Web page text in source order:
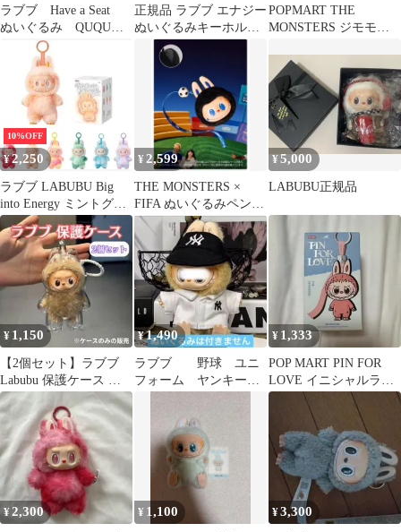
ラブブ Have a Seat
ぬいぐるみ QUQU
POP MART
正規品 ラブブ エナジー
ぬいぐるみキーホルダ
ー未開封2個セット
POPMART THE
MONSTERS ジモモ
ーホルダー
10%OFF
¥2,250
ラブブ LABUBU Big
into Energy ミントグリ
ーン
¥ 2,599
THE MONSTERS ×
FIFA ぬいぐるみペンダ
ント ラブブLabubu
¥5,000
LABUBU正规品
¥ 1,150
【2個セット】ラブブ
Labubu 保護ケース ク
リア 第四世代 透明 ら
ぶぶ
¥1,490
ラブブ 野球 ユニ
フォーム ヤンキース
¥ 1,333
POP MART PIN FOR
LOVE イニシャルラブ
ブ
¥2,300 ¥ 1,100 ¥3,300